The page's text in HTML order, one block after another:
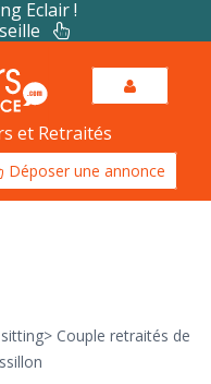
Eclair !
et Retraités
Déposer une annonce
> Couple retraités de